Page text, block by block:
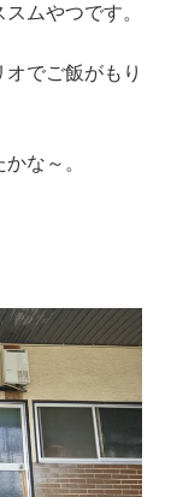
ムやつです。
でご飯がもり
な～。